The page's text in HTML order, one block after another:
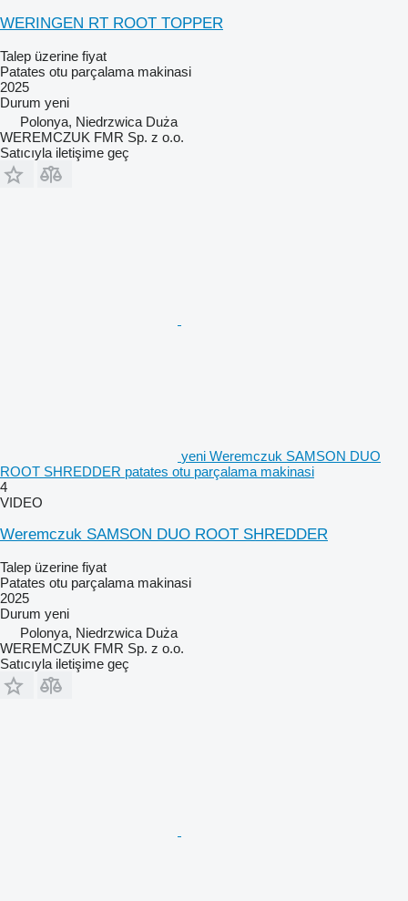
WERINGEN RT ROOT TOPPER
Talep üzerine fiyat
Patates otu parçalama makinasi
2025
Durum yeni
Polonya, Niedrzwica Duża
WEREMCZUK FMR Sp. z o.o.
Satıcıyla iletişime geç
yeni Weremczuk SAMSON DUO
ROOT SHREDDER patates otu parçalama makinasi
4
VIDEO
Weremczuk SAMSON DUO ROOT SHREDDER
Talep üzerine fiyat
Patates otu parçalama makinasi
2025
Durum yeni
Polonya, Niedrzwica Duża
WEREMCZUK FMR Sp. z o.o.
Satıcıyla iletişime geç